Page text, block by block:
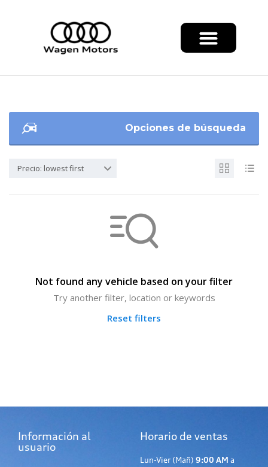
Opciones de búsqueda
Precio: lowest first
Not found any vehicle based on your filter
Try another filter, location or keywords
Reset filters
Información al
usuario
Horario de ventas
Lun-Vier (Mañ) 9:00 AM a